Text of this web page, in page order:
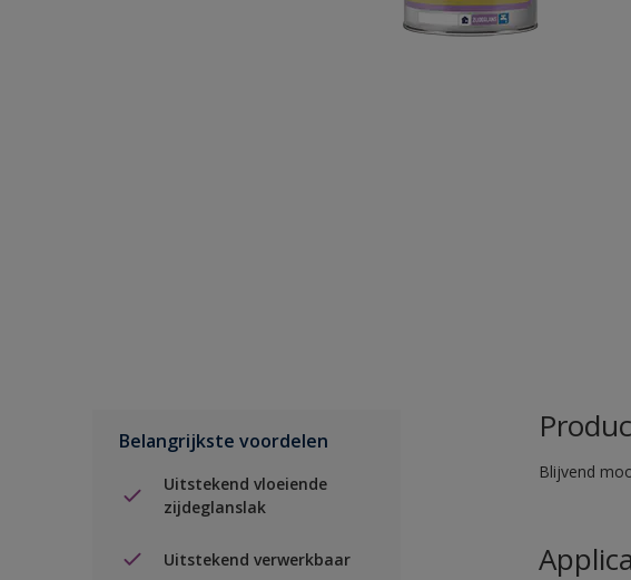
Belangrijkste voordelen
Uitstekend vloeiende
zijdeglanslak
Uitstekend verwerkbaar
Blijvend